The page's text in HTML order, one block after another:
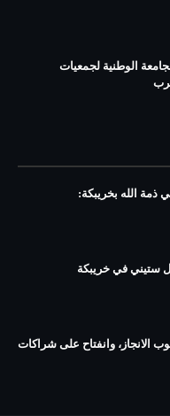
الوطنية لجمعيات
ذمة الله بخريبكة:
في خريبكة
الانجاز، وانفتاح على شراكات